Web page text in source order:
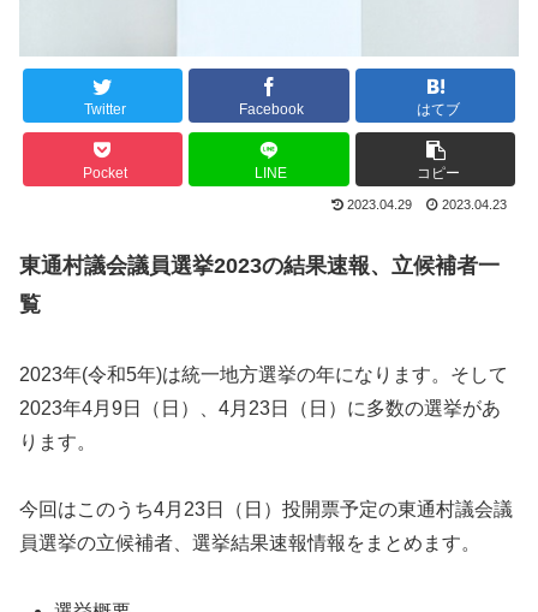
Twitter Facebook はてブ
Pocket LINE コピー
2023.04.29 2023.04.23
東通村議会議員選挙2023の結果速報、立候補者一
覧
2023年(令和5年)は統一地方選挙の年になります。そして
2023年4月9日（日）、4月23日（日）に多数の選挙があ
ります。
今回はこのうち4月23日（日）投開票予定の東通村議会議
員選挙の立候補者、選挙結果速報情報をまとめます。